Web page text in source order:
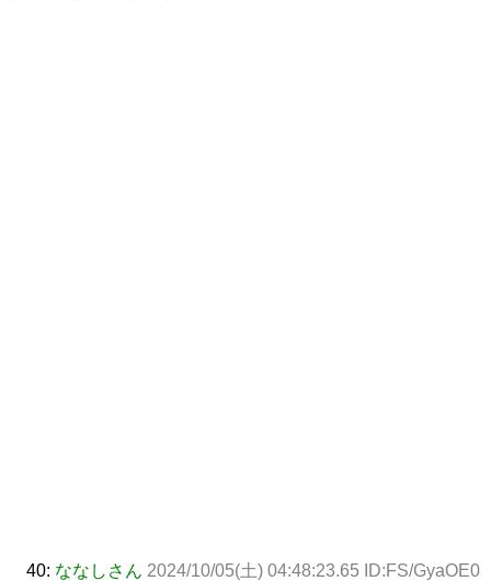
40: ななしさん 2024/10/05(土) 04:48:23.65 ID:FS/GyaOE0